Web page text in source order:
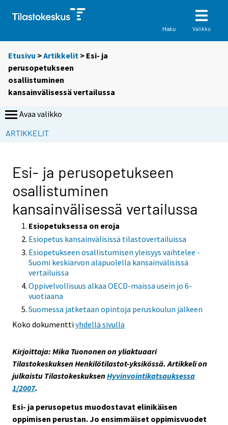
Haku Valikko
Etusivu >Artikkelit > Esi- ja
perusopetukseen
osallistuminen
kansainvälisessä vertailussa
Avaa valikko
ARTIKKELIT
Esi- ja perusopetukseen
osallistuminen
kansainvälisessä vertailussa
Esiopetuksessa on eroja
Esiopetus kansainvälisissä tilastovertailuissa
Esiopetukseen osallistumisen yleisyys vaihtelee -
Suomi keskiarvon alapuolella kansainvälisissä
vertailuissa
Oppivelvollisuus alkaa OECD-maissa usein jo 6-
vuotiaana
Suomessa jatketaan opintoja peruskoulun jälkeen
Koko dokumenttiyhdellä sivulla
Kirjoittaja: Mika Tuononen on yliaktuaari
Tilastokeskuksen Henkilötilastot-yksikössä. Artikkeli on
julkaistu TilastokeskuksenHyvinvointikatsauksessa
1/2007.
Esi- ja perusopetus muodostavat elinikäisen
oppimisen perustan. Jo ensimmäiset oppimisvuodet